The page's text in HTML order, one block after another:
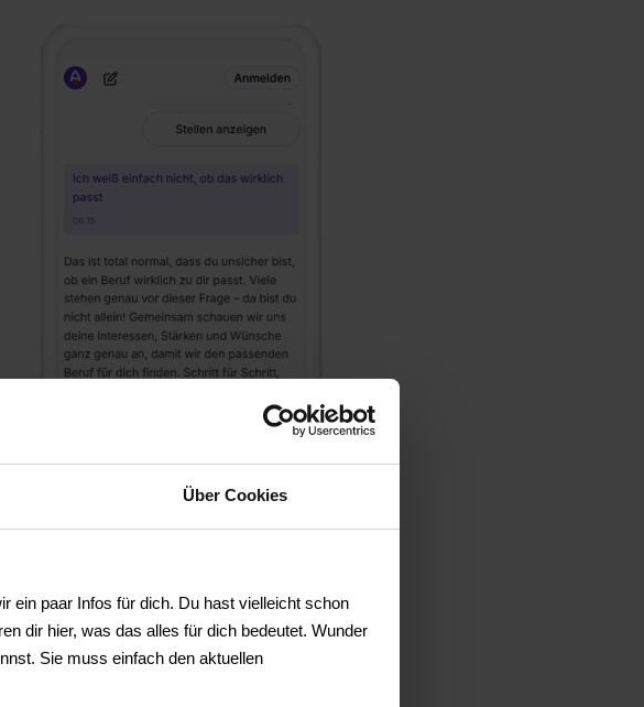
Über Cookies
ein paar Infos für dich. Du hast vielleicht schon
dir hier, was das alles für dich bedeutet. Wunder
Sie muss einfach den aktuellen